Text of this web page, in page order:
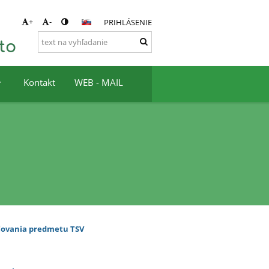
+ - PRIHLÁSENIE
Kontakt WEB - MAIL
predmetu TSV